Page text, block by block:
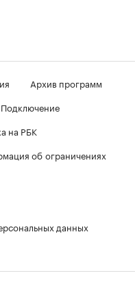
Архив программ
Подключение
на РБК
об ограничениях
данных